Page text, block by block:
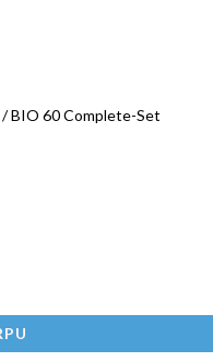
/ BIO 60 Complete-Set